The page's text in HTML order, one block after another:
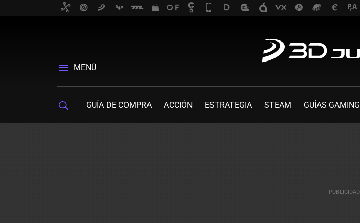
MENÚ
GUÍA DE COMPRA ACCIÓN ESTRATEGIA STEAM GUÍAS GAMING